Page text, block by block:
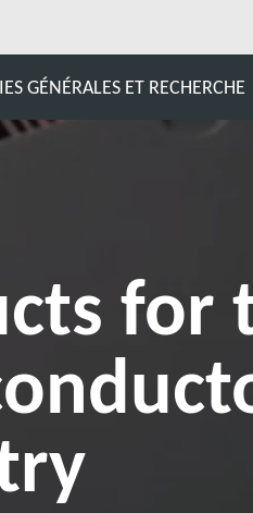
GÉNÉRALES ET RECHERCHE
for